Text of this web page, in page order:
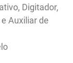
Digitador,
Auxiliar de